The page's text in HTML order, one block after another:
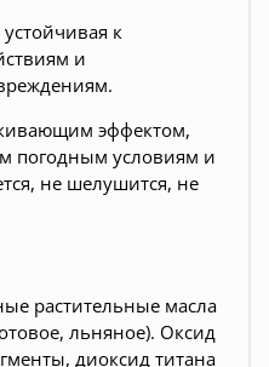
к
и
эффектом,
погодным условиям и
не шелушится, не
растительные масла
льняное). Оксид
диоксид титана